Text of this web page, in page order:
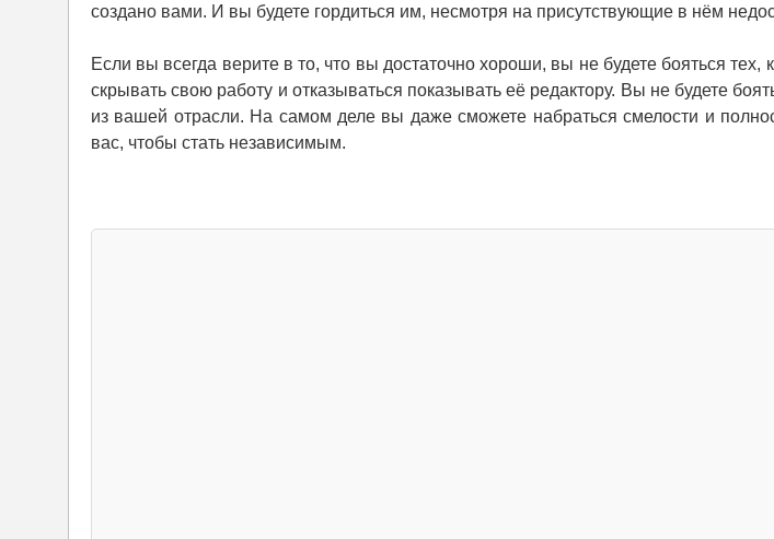
создано вами. И вы будете гордиться им, несмотря на присутствующие в нём
Если вы всегда верите в то, что вы достаточно хороши, вы не будете бояться
скрывать свою работу и отказываться показывать её редактору. Вы не будете
из вашей отрасли. На самом деле вы даже сможете набраться смелости и
вас, чтобы стать независимым.